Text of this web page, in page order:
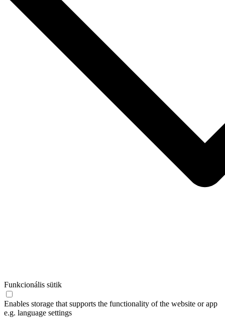
Funkcionális sütik
Enables storage that supports the functionality of the website or app
e.g. language settings